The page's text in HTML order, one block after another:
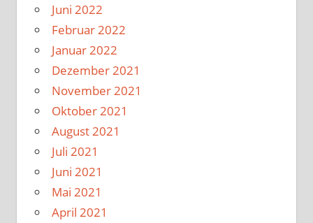
Juni 2022
Februar 2022
Januar 2022
Dezember 2021
November 2021
Oktober 2021
August 2021
Juli 2021
Juni 2021
Mai 2021
April 2021